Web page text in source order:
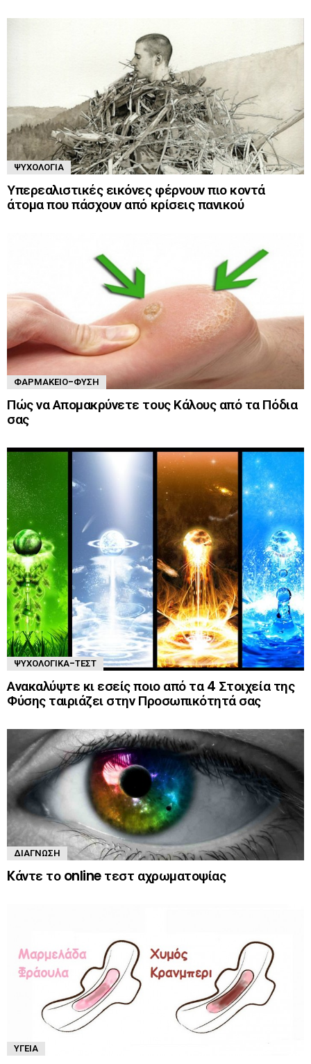
ΨΥΧΟΛΟΓΊΑ
Υπερεαλιστικές εικόνες φέρνουν πιο κοντά
άτομα που πάσχουν από κρίσεις πανικού
ΦΑΡΜΑΚΕΊΟ-ΦΎΣΗ
Πώς να Απομακρύνετε τους Κάλους από τα Πόδια
σας
ΨΥΧΟΛΟΓΙΚΆ-ΤΈΣΤ
Ανακαλύψτε κι εσείς ποιο από τα 4 Στοιχεία της
Φύσης ταιριάζει στην Προσωπικότητά σας
ΔΙΆΓΝΩΣΗ
Kάντε το online τεστ αχρωματοψίας
ΥΓΕΊΑ